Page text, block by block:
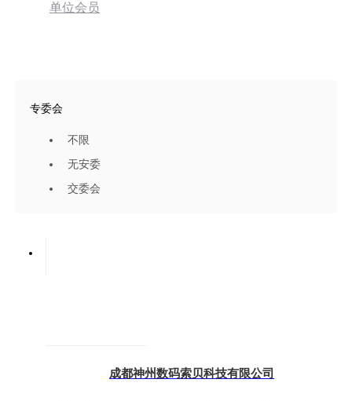
单位会员
专委会
不限
无安委
交委会
成都神州数码索贝科技有限公司